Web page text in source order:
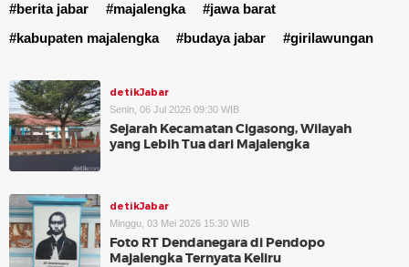
#berita jabar #majalengka
#jawa barat
#kabupaten majalengka
#budaya jabar #girilawungan
detikJabar
Senin, 06 Jul 2026 09:30 WIB
Sejarah Kecamatan Cigasong, Wilayah
yang Lebih Tua dari Majalengka
detikJabar
Minggu, 03 Mei 2026 15:30 WIB
Foto RT Dendanegara di Pendopo
Majalengka Ternyata Keliru